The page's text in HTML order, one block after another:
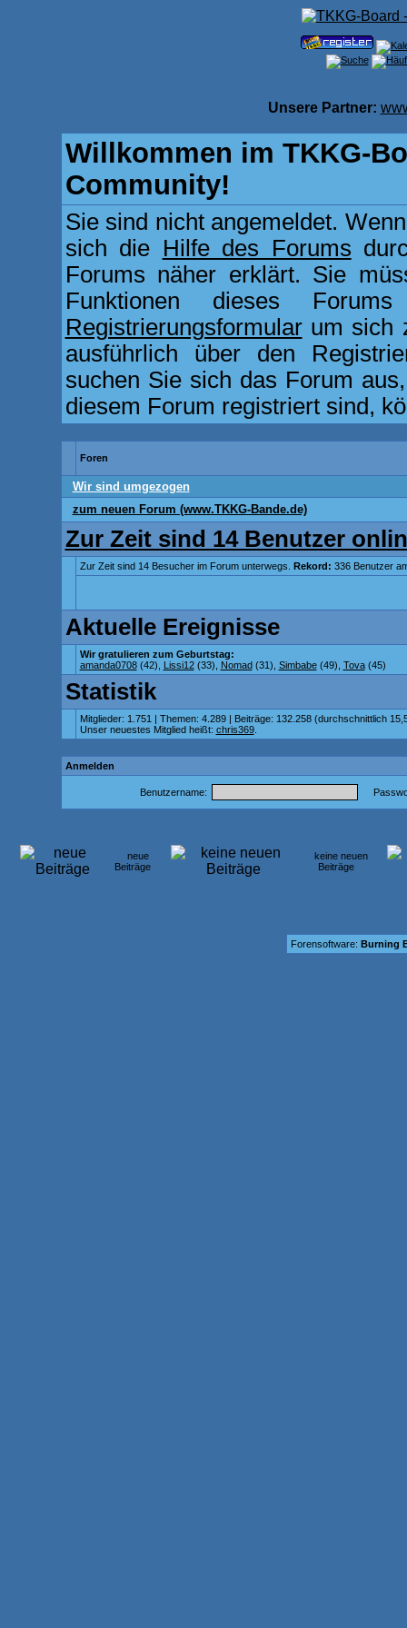
Unsere Partner:
Willkommen im TKKG-
Community!
Sie sind nicht angemeldet.
sich die Hilfe des Forums
Forums näher erklärt. Sie
Funktionen dieses
Registrierungsformularum sich
ausführlich über den
suchen Sie sich das Forum
diesem Forum registriert sind,
Foren
Wir sind umgezogen
zum neuen Forum (www.TKKG-Bande.de)
Zur Zeit sind 14 Benutzer
Zur Zeit sind 14 Besucher im Forum unterwegs. Rekord: 336 Benutzer
Aktuelle Ereignisse
Wir gratulieren zum Geburtstag:
amanda0708(42), Lissi12(33), Nomad(31), Simbabe(49), Tova(45)
Statistik
Mitglieder: 1.751 | Themen: 4.289 | Beiträge: 132.258 (durchschnittlich
Unser neuestes Mitglied heißt: chris369.
Anmelden
Benutzername:
neue
Beiträge
keine neuen
Beiträge
Forensoftware: Burning